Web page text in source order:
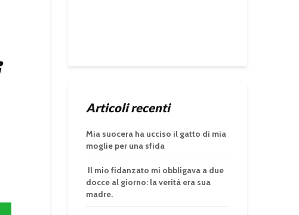
Articoli recenti
Mia suocera ha ucciso il gatto di mia
moglie per una sfida
Il mio fidanzato mi obbligava a due
docce al giorno: la verità era sua
madre.